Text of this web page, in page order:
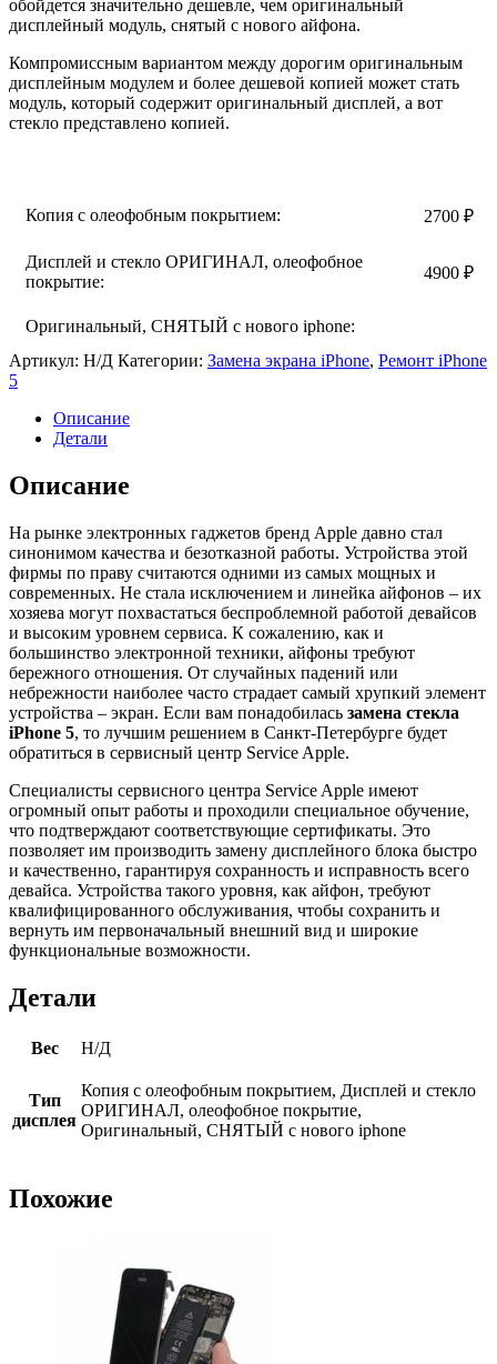
4900 ₽
обойдется значительно дешевле, чем оригинальный
дисплейный модуль, снятый с нового айфона.
Компромиссным вариантом между дорогим оригинальным
дисплейным модулем и более дешевой копией может стать
модуль, который содержит оригинальный дисплей, а вот
стекло представлено копией.
Копия с олеофобным покрытием: 2700 ₽
Дисплей и стекло ОРИГИНАЛ, олеофобное
покрытие:
4900 ₽
Оригинальный, СНЯТЫЙ с нового iphone:
Артикул: Н/Д Категории: Замена экрана iPhone, Ремонт iPhone
5
Описание
Детали
Описание
На рынке электронных гаджетов бренд Apple давно стал
синонимом качества и безотказной работы. Устройства этой
фирмы по праву считаются одними из самых мощных и
современных. Не стала исключением и линейка айфонов – их
хозяева могут похвастаться беспроблемной работой девайсов
и высоким уровнем сервиса. К сожалению, как и
большинство электронной техники, айфоны требуют
бережного отношения. От случайных падений или
небрежности наиболее часто страдает самый хрупкий элемент
устройства – экран. Если вам понадобилась замена стекла
iPhone 5, то лучшим решением в Санкт-Петербурге будет
обратиться в сервисный центр Service Apple.
Специалисты сервисного центра Service Apple имеют
огромный опыт работы и проходили специальное обучение,
что подтверждают соответствующие сертификаты. Это
позволяет им производить замену дисплейного блока быстро
и качественно, гарантируя сохранность и исправность всего
девайса. Устройства такого уровня, как айфон, требуют
квалифицированного обслуживания, чтобы сохранить и
вернуть им первоначальный внешний вид и широкие
функциональные возможности.
Детали
Вес Н/Д
Тип
дисплея
Копия с олеофобным покрытием, Дисплей и стекло
ОРИГИНАЛ, олеофобное покрытие,
Оригинальный, СНЯТЫЙ с нового iphone
Похожие